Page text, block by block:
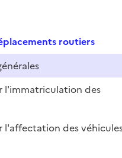
routiers
l'immatriculation des
l'affectation des